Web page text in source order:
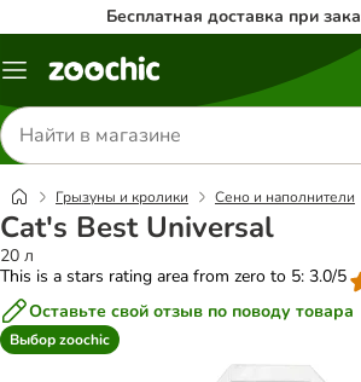
Бесплатная доставка при
Каталог
Поиск
товаров
Грызуны и кролики Сено и наполнители
Cat's Best Universal
20 л
This is a stars rating area from zero to 5: 3.0/5
Оставьте свой отзыв по поводу товара
Выбор zoochic